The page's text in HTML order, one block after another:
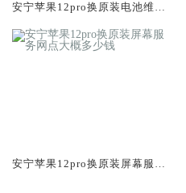
安宁苹果12pro换原装电池维修
安宁苹果12pro换原装屏幕服务